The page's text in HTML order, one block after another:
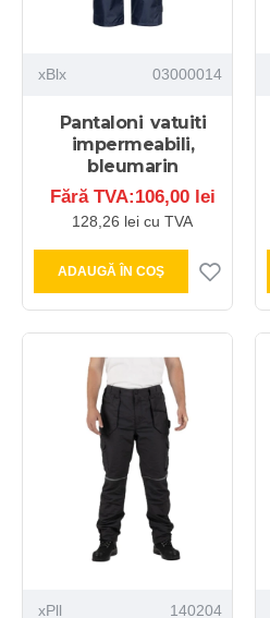
xBlx 03000014
Pantaloni vatuiti
impermeabili,
bleumarin
Fără TVA:106,00 lei
128,26 lei cu TVA
ADAUGĂ ÎN COŞ
xPll 140204